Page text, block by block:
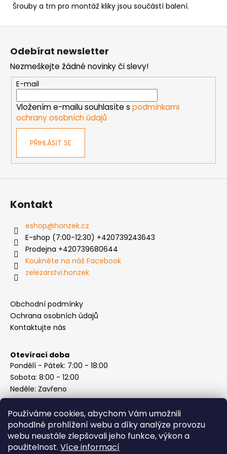
Používáme cookies, abychom Vám umožnili
pohodlné prohlížení webu a díky analýze provozu
webu neustále zlepšovali jeho funkce, výkon a
použitelnost. Více informací
Šrouby a trn pro montáž kliky jsou součástí balení.
Z
Odebírat newsletter
Nezmeškejte žádné novinky či slevy!
E-mail
Vložením e-mailu souhlasíte s podmínkami
ochrany osobních údajů
PŘIHLÁSIT SE
Kontakt
eshop@honzek.cz
E-shop (7:00-12:30) +420739243643
Prodejna +420739680644
Koukněte na náš Facebook
zelezarstvi.honzek
Obchodní podmínky
Ochrana osobních údajů
Kontaktujte nás
Otevírací doba
Pondělí - Pátek: 7:00 - 18:00
Sobota: 8:00 - 12:00
Neděle: Zavřeno
Instagram